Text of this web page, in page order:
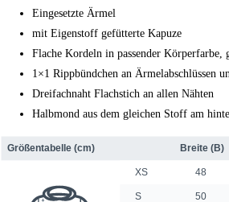
Eingesetzte Ärmel
mit Eigenstoff gefütterte Kapuze
Flache Kordeln in passender Körperfarbe,
1×1 Rippbündchen an Ärmelabschlüssen
Dreifachnaht Flachstich an allen Nähten
Halbmond aus dem gleichen Stoff am